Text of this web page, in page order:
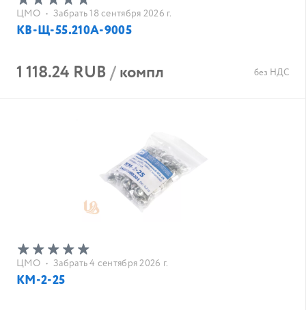
ЦМО • Забрать 18 сентября 2026 г.
КВ-Щ-55.210А-9005
1 118.24 RUB/компл без НДС
ЦМО • Забрать 4 сентября 2026 г.
КМ-2-25